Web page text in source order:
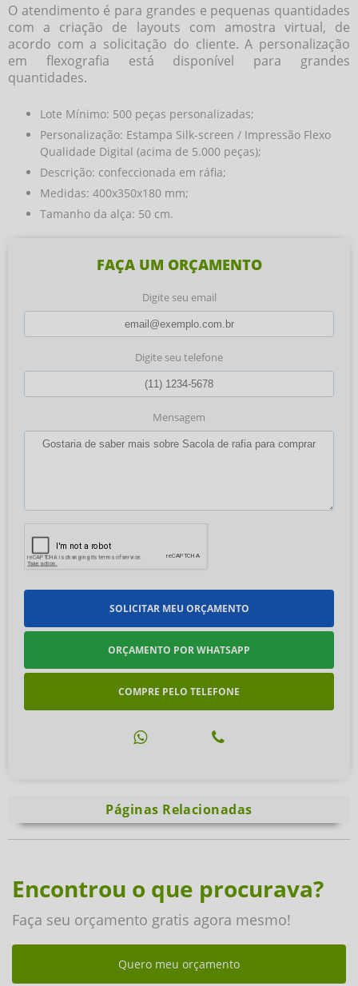
O atendimento é para grandes e pequenas quantidades
com a criação de layouts com amostra virtual, de
acordo com a solicitação do cliente. A personalização
em flexografia está disponível para grandes
quantidades.
Lote Mínimo: 500 peças personalizadas;
Personalização: Estampa Silk-screen / Impressão Flexo
Qualidade Digital (acima de 5.000 peças);
Descrição: confeccionada em ráfia;
Medidas: 400x350x180 mm;
Tamanho da alça: 50 cm.
FAÇA UM ORÇAMENTO
Digite seu email
Digite seu telefone
Mensagem
SOLICITAR MEU ORÇAMENTO
ORÇAMENTO POR WHATSAPP
COMPRE PELO TELEFONE
Páginas Relacionadas
Encontrou o que procurava?
Faça seu orçamento gratis agora mesmo!
Quero meu orçamento